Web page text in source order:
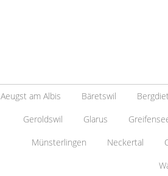
Aeugst am Albis Bäretswil
Geroldswil
Glarus
Münsterlingen
Neckertal